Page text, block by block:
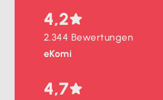
4,2
eKomi
2.344 Bewertungen
4,7